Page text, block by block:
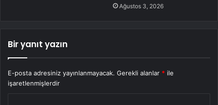
Ağustos 3, 2026
Bir yanıt yazın
E-posta adresiniz yayınlanmayacak. Gerekli alanlar * ile
işaretlenmişlerdir